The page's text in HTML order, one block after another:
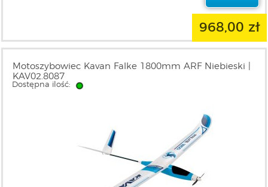
968,00 zł
Motoszybowiec Kavan Falke 1800mm ARF Niebieski |
KAV02.8087
Dostępna ilość: